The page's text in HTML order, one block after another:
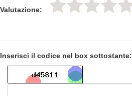
Valutazione:
Inserisci il codice nel box sottostante: